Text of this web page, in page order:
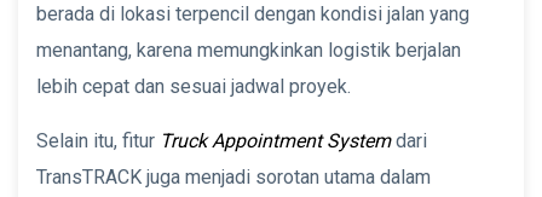
berada di lokasi terpencil dengan kondisi jalan yang
menantang, karena memungkinkan logistik berjalan
lebih cepat dan sesuai jadwal proyek.
Selain itu, fitur Truck Appointment Systemdari
TransTRACK juga menjadi sorotan utama dalam